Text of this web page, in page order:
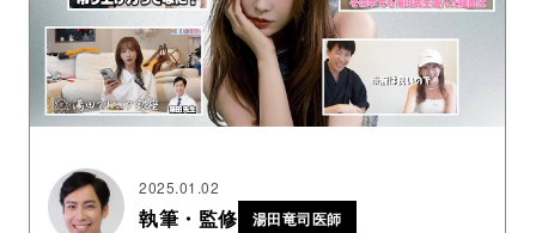
2025.01.02
執筆・監修 湯田竜司医師